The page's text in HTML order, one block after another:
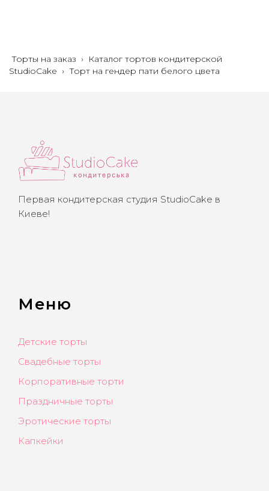
Торты на заказ › Каталог тортов кондитерской
StudioCake › Торт на гендер пати белого цвета
Первая кондитерская студия StudioCake в
Киеве!
Меню
Детские торты
Свадебные торты
Корпоративные торти
Праздничные торты
Эротические торты
Капкейки